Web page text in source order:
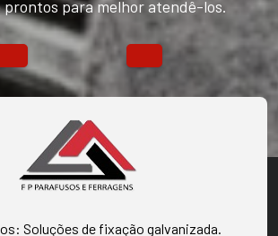
prontos para melhor atendê-los.
Soluções de fixação galvanizada.